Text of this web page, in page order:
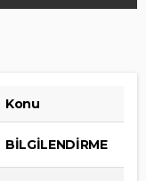
Konu
BİLGİLENDİRME